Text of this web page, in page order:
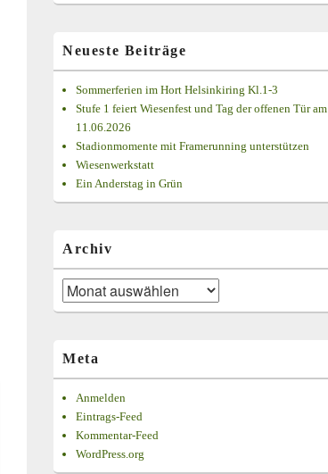
Bereich
Neueste Beiträge
Sommerferien im Hort Helsinkiring Kl.1-3
Stufe 1 feiert Wiesenfest und Tag der offenen Tür am
11.06.2026
Stadionmomente mit Framerunning unterstützen
Wiesenwerkstatt
Ein Anderstag in Grün
Archiv
Archiv
Meta
Anmelden
Eintrags-Feed
Kommentar-Feed
WordPress.org